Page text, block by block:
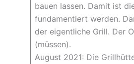
bauen lassen. Damit ist
fundamentiert werden.
der eigentliche Grill. Der
(müssen).
August 2021: Die